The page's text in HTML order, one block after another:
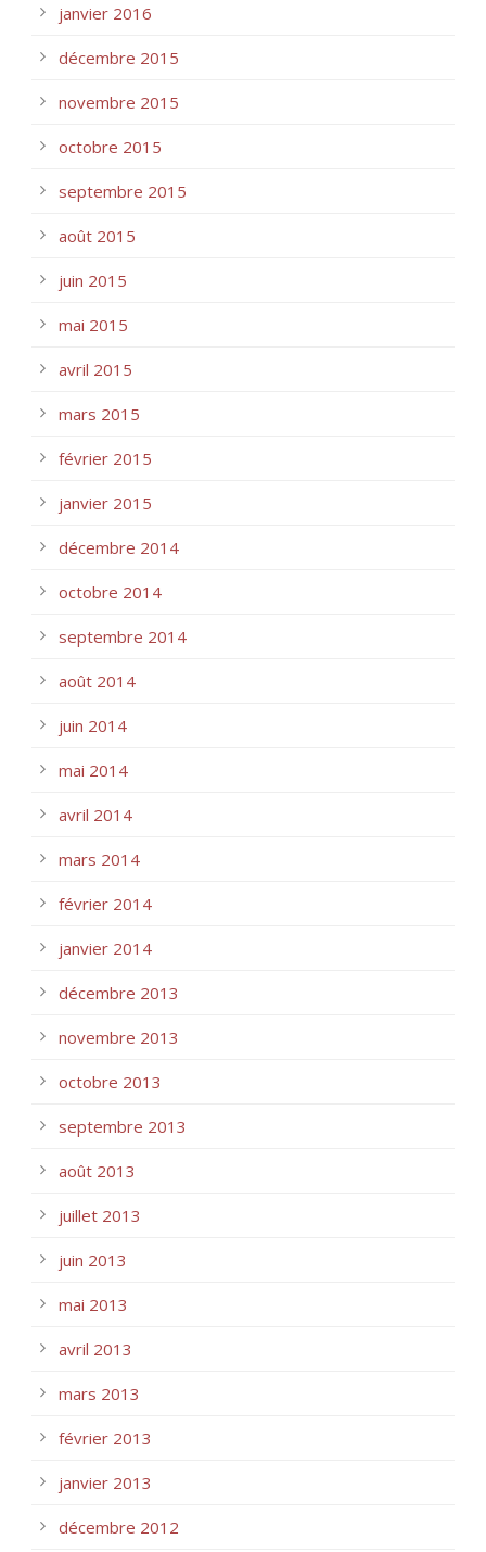
janvier 2016
décembre 2015
novembre 2015
octobre 2015
septembre 2015
août 2015
juin 2015
mai 2015
avril 2015
mars 2015
février 2015
janvier 2015
décembre 2014
octobre 2014
septembre 2014
août 2014
juin 2014
mai 2014
avril 2014
mars 2014
février 2014
janvier 2014
décembre 2013
novembre 2013
octobre 2013
septembre 2013
août 2013
juillet 2013
juin 2013
mai 2013
avril 2013
mars 2013
février 2013
janvier 2013
décembre 2012